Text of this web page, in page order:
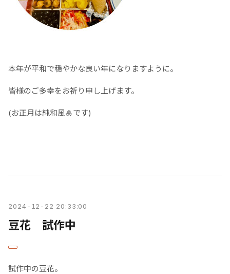
本年が平和で穏やかな良い年になりますように。
皆様のご多幸をお祈り申し上げます。
(お正月は純和風🎍です)
2024-12-22 20:33:00
豆花 試作中
試作中の豆花。